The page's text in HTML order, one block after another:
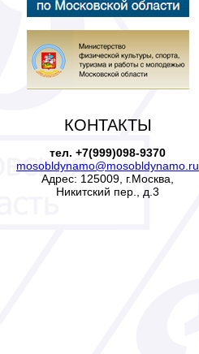
КОНТАКТЫ
тел. +7(999)098-9370
mosobldynamo@mosobldynamo.ru
Адрес: 125009, г.Москва,
Никитский пер., д.3